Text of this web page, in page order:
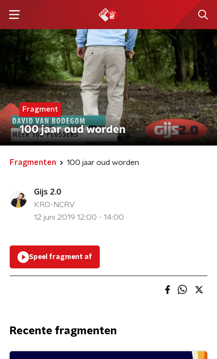
Fragment
100 jaar oud worden
Fragmenten 100 jaar oud worden
Gijs 2.0
KRO-NCRV
12 juni 2019 12:00 - 14:00
Speel fragment af
Recente fragmenten